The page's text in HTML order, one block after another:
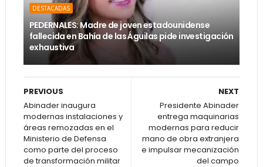
DESTACADAS
PEDERNALES: Madre de joven estadounidense
fallecida en Bahía de las Águilas pide investigación
exhaustiva
NEXT
Presidente Abinader
entrega maquinarias
modernas para reducir
mano de obra extranjera
e impulsar mecanización
del campo
PREVIOUS
Abinader inaugura
modernas instalaciones y
áreas remozadas en el
Ministerio de Defensa
como parte del proceso
de transformación militar